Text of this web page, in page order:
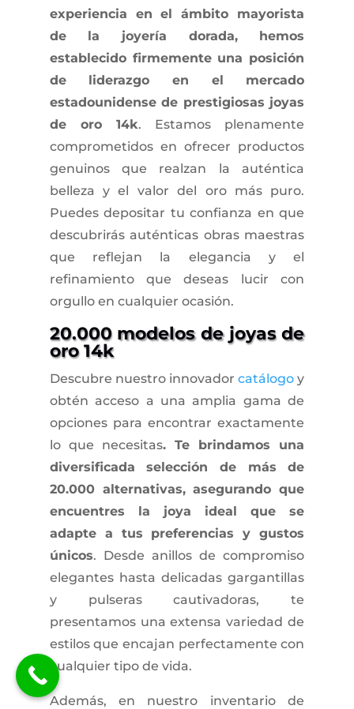
experiencia en el ámbito mayorista
de la joyería dorada, hemos
establecido firmemente una posición
de liderazgo en el mercado
estadounidense de prestigiosas joyas
de oro 14k. Estamos plenamente
comprometidos en ofrecer productos
genuinos que realzan la auténtica
belleza y el valor del oro más puro.
Puedes depositar tu confianza en que
descubrirás auténticas obras maestras
que reflejan la elegancia y el
refinamiento que deseas lucir con
orgullo en cualquier ocasión.
20.000 modelos de joyas de
oro 14k
Descubre nuestro innovadorcatálogo y
obtén acceso a una amplia gama de
opciones para encontrar exactamente
lo que necesitas. Te brindamos una
diversificada selección de más de
20.000 alternativas, asegurando que
encuentres la joya ideal que se
adapte a tus preferencias y gustos
únicos. Desde anillos de compromiso
elegantes hasta delicadas gargantillas
y pulseras cautivadoras, te
presentamos una extensa variedad de
estilos que encajan perfectamente con
cualquier tipo de vida.
Además, en nuestro inventario de